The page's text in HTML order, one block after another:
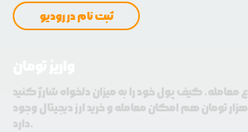
ثبت نام در رودیو
در رودیو حتی با 100 هزار تومان هم امکان معامله و خرید ارز دیجیتال وجود
دارد.